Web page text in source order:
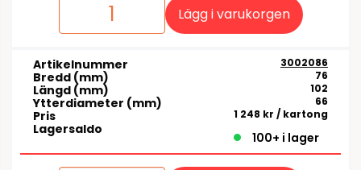
Lägg i varukorgen
Artikelnummer 3002086
Bredd (mm) 76
Längd (mm) 102
Ytterdiameter (mm) 66
Pris 1 248 kr / kartong
Lagersaldo
100+ i lager